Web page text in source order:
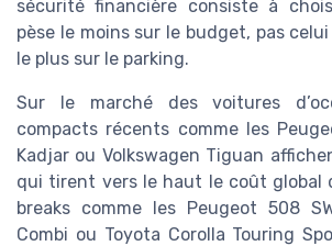
sécurité financière consiste à
pèse le moins sur le budget, pas
le plus sur le parking.
Sur le marché des voitures
compacts récents comme les
Kadjar ou Volkswagen Tiguan
qui tirent vers le haut le coût global
breaks comme les Peugeot 508
Combi ou Toyota Corolla Touring